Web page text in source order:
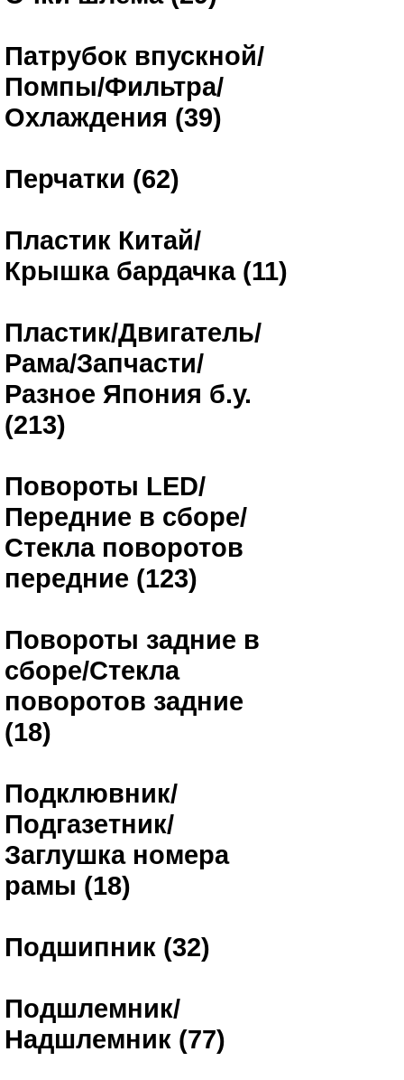
Патрубок впускной/
Помпы/Фильтра/
Охлаждения (39)
Перчатки (62)
Пластик Китай/
Крышка бардачка (11)
Пластик/Двигатель/
Рама/Запчасти/
Разное Япония б.у.
(213)
Повороты LED/
Передние в сборе/
Стекла поворотов
передние (123)
Повороты задние в
сборе/Стекла
поворотов задние
(18)
Подклювник/
Подгазетник/
Заглушка номера
рамы (18)
Подшипник (32)
Подшлемник/
Надшлемник (77)